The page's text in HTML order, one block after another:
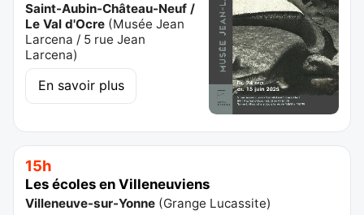
Saint-Aubin-Château-Neuf /
Le Val d'Ocre (Musée Jean
Larcena / 5 rue Jean
Larcena)
En savoir plus
15h
Les écoles en Villeneuviens
Villeneuve-sur-Yonne (Grange Lucassite)